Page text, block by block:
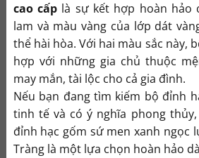
cao cấp là sự kết hợp hoàn hảo
lam và màu vàng của lớp dát
thể hài hòa. Với hai màu sắc này,
hợp với những gia chủ thuộc
may mắn, tài lộc cho cả gia đình.
Nếu bạn đang tìm kiếm bộ đỉnh
tinh tế và có ý nghĩa phong
đỉnh hạc gốm sứ men xanh ngọc
Tràng là một lựa chọn hoàn hảo